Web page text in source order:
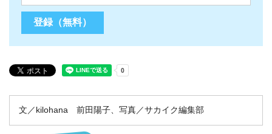
文／kilohana 前田陽子、写真／サカイク編集部